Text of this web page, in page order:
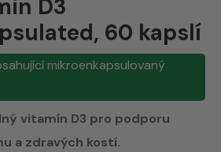
D3
60 kapslí
mikroenkapsulovaný
vitamín D3 pro podporu
a zdravých kostí.